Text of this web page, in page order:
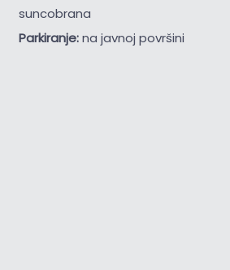
suncobrana
Parkiranje:na javnoj površini